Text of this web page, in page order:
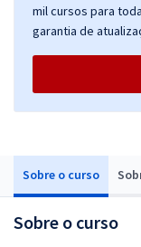
Sobre o curso
Sobre o curso
mil cursos para
garantia de